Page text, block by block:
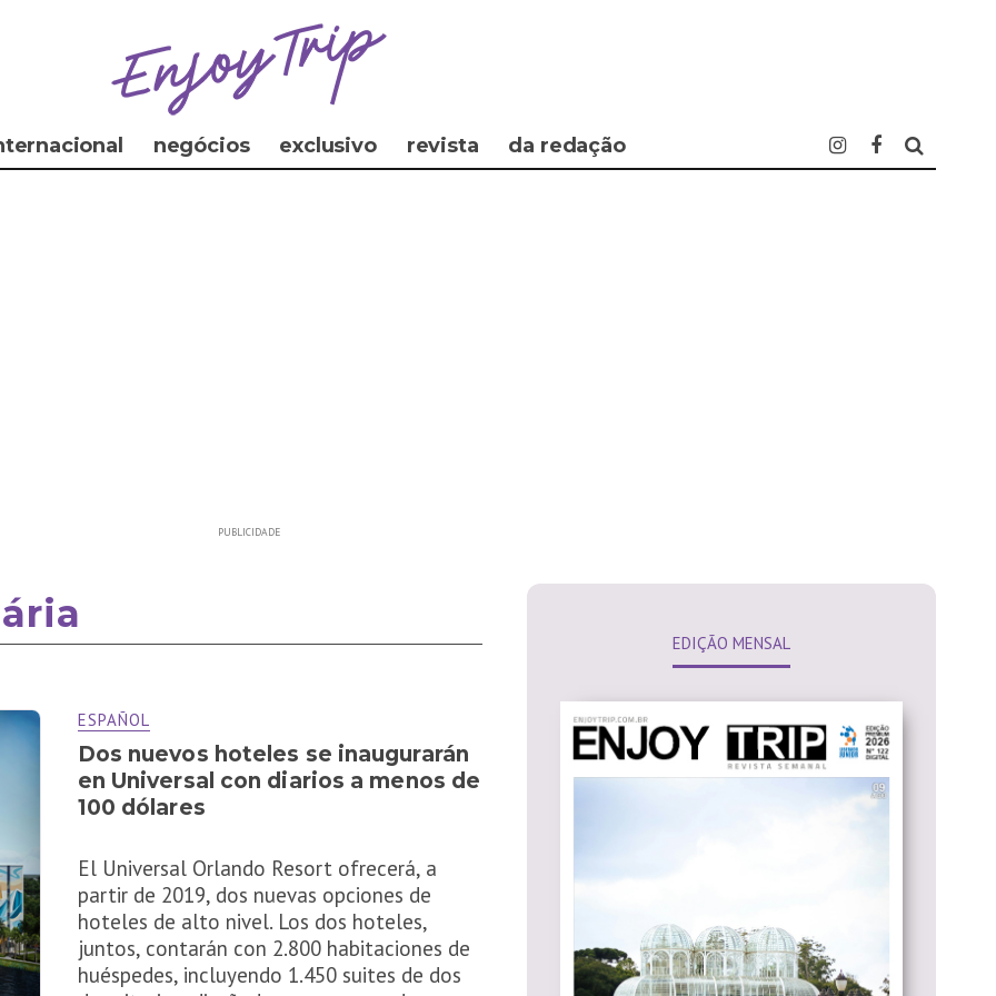
negócios exclusivo revista da redação
PUBLICIDADE
ESPAÑOL
Dos nuevos hoteles se inaugurarán
en Universal con diarios a menos de
100 dólares
El Universal Orlando Resort ofrecerá, a
partir de 2019, dos nuevas opciones de
hoteles de alto nivel. Los dos hoteles,
juntos, contarán con 2.800 habitaciones de
huéspedes, incluyendo 1.450 suites de dos
EDIÇÃO MENSAL